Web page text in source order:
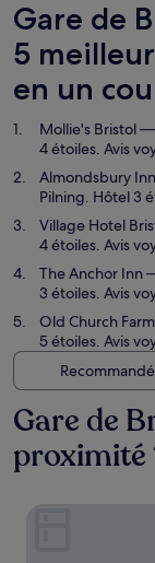
Gare de
5
en un
Mollie's Bristol—
4 étoiles. Avis
Almondsbury
Pilning. Hôtel 3
Village Hotel
4 étoiles. Avis
The Anchor Inn
3 étoiles. Avis
Old Church Farm
5 étoiles. Avis
Gare de
proximité